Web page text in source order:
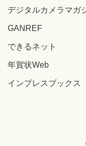
デジタルカメラマガ
GANREF
できるネット
年賀状Web
インプレスブックス